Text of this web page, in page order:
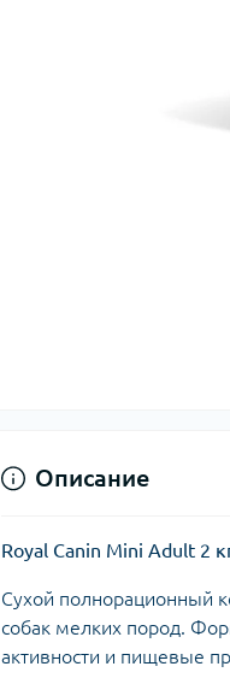
Описание
Royal Canin Mini Adult 2
Сухой полнорационный
собак мелких пород.
активности и пищевые